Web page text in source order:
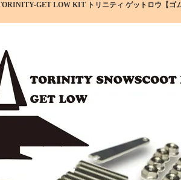
GET LOW KIT トリニティ ゲットロウ【ゴ